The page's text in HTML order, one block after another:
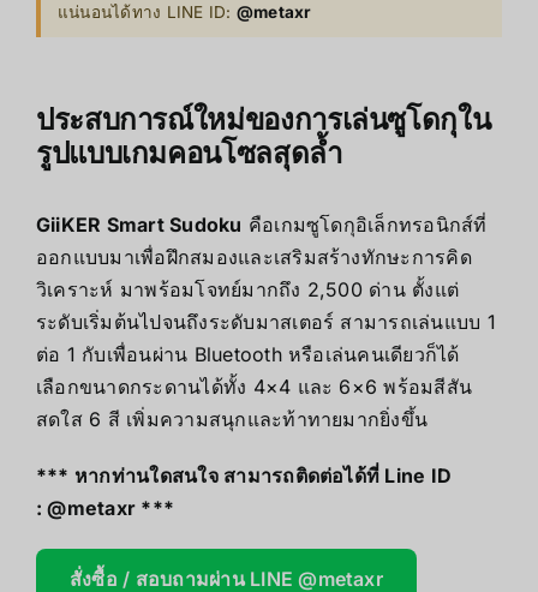
แน่นอนได้ทาง LINE ID: @metaxr
ประสบการณ์ใหม่ของการเล่นซูโดกุใน
รูปแบบเกมคอนโซลสุดล้ำ
GiiKER Smart Sudoku คือเกมซูโดกุอิเล็กทรอนิกส์ที่
ออกแบบมาเพื่อฝึกสมองและเสริมสร้างทักษะการคิด
วิเคราะห์ มาพร้อมโจทย์มากถึง 2,500 ด่าน ตั้งแต่
ระดับเริ่มต้นไปจนถึงระดับมาสเตอร์ สามารถเล่นแบบ 1
ต่อ 1 กับเพื่อนผ่าน Bluetooth หรือเล่นคนเดียวก็ได้
เลือกขนาดกระดานได้ทั้ง 4×4 และ 6×6 พร้อมสีสัน
สดใส 6 สี เพิ่มความสนุกและท้าทายมากยิ่งขึ้น
*** หากท่านใดสนใจ สามารถติดต่อได้ที่ Line ID
:@metaxr ***
สั่งซื้อ / สอบถามผ่าน LINE @metaxr